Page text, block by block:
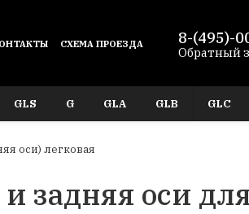
СХЕМА ПРОЕЗДА 8-(495)-
Обратный
GLS G GLA GLB GLC
оси) легковая
задняя оси